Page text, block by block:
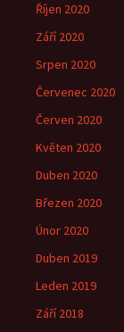
Říjen 2020
Září 2020
Srpen 2020
Červenec 2020
Červen 2020
Květen 2020
Duben 2020
Březen 2020
Únor 2020
Duben 2019
Leden 2019
Září 2018